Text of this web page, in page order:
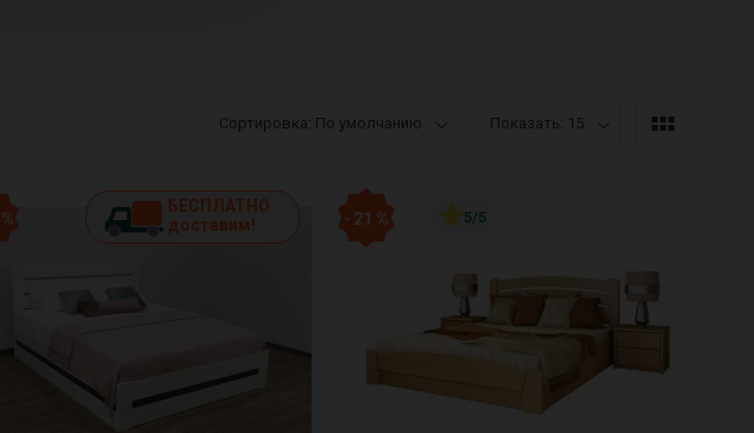
Сортировка: По умолчанию Показать: 15
БЕСПЛАТНО
доставим!
- 21 % 5/5